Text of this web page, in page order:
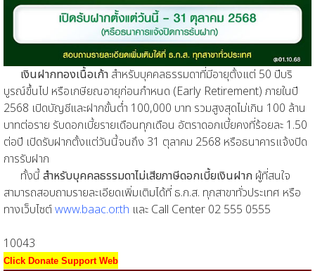
เงินฝากทองเนื้อเก้า สำหรับบุคคลธรรมดาที่มีอายุตั้งแต่ 50 ปีบริ
บูรณ์ขึ้นไป หรือเกษียณอายุก่อนกำหนด (Early Retirement) ภายในปี
2568 เปิดบัญชีและฝากขั้นต่ำ 100,000 บาท รวมสูงสุดไม่เกิน 100 ล้าน
บาทต่อราย รับดอกเบี้ยรายเดือนทุกเดือน อัตราดอกเบี้ยคงที่ร้อยละ 1.50
ต่อปี เปิดรับฝากตั้งแต่วันนี้จนถึง 31 ตุลาคม 2568 หรือธนาคารแจ้งปิด
การรับฝาก
ทั้งนี้สำหรับบุคคลธรรมดาไม่เสียภาษีดอกเบี้ยเงินฝาก ผู้ที่สนใจ
สามารถสอบถามรายละเอียดเพิ่มเติมได้ที่ ธ.ก.ส. ทุกสาขาทั่วประเทศ หรือ
ทางเว็บไซต์www.baac.or.th และ Call Center 02 555 0555
10043
Click Donate Support Web